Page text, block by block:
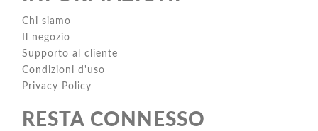
Chi siamo
Il negozio
Supporto al cliente
Condizioni d'uso
Privacy Policy
RESTA CONNESSO